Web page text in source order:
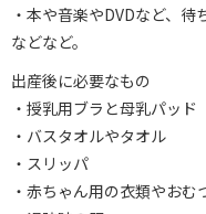
・本や音楽やDVDなど、
などなど。
出産後に必要なもの
・授乳用ブラと母乳パッド
・バスタオルやタオル
・スリッパ
・赤ちゃん用の衣類やおむ